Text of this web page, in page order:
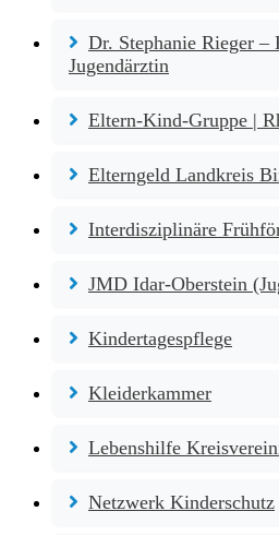
Dr. Stephanie Rieger –
Jugendärztin
Eltern-Kind-Gruppe |
Elterngeld Landkreis
Interdisziplinäre
JMD Idar-Oberstein
Kindertagespflege
Kleiderkammer
Lebenshilfe
Netzwerk Kinderschutz